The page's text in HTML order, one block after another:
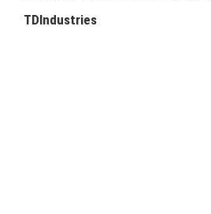
TDIndustries